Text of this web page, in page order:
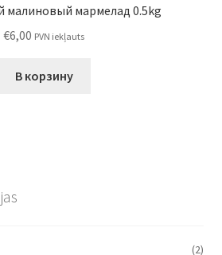
малиновый мармелад 0.5kg
€6,00 PVN iekļauts
В корзину
(2)